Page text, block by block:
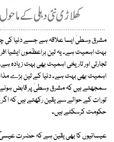
مشرق وسطیٰ ایسا علاقہ ہے جسے دنیا کی
بہت اہمیت ہے۔ یہ تین براعظموں ایشیا
تجارتی اور تاریخی اہمیت بھی بہت
اہمیت بھی بہت ہے۔ دنیا کے تین بڑے
سمجھتے ہیں کہ مشرق وسطیٰ پر قابض ہونے
تورات کے حوالے سے یقین رکھتے ہیں کہ اگر
حکومت کرسکتے ہیں۔
عیسائیوں کا بھی یقین ہے کہ حضرت عیسیٰؑ